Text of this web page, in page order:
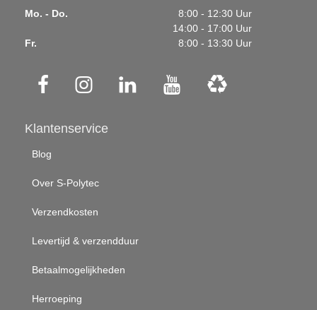
Mo. - Do.
8:00 - 12:30 Uur
14:00 - 17:00 Uur
Fr.
8:00 - 13:30 Uur
Klantenservice
Blog
Over S-Polytec
Verzendkosten
Levertijd & verzendduur
Betaalmogelijkheden
Herroeping